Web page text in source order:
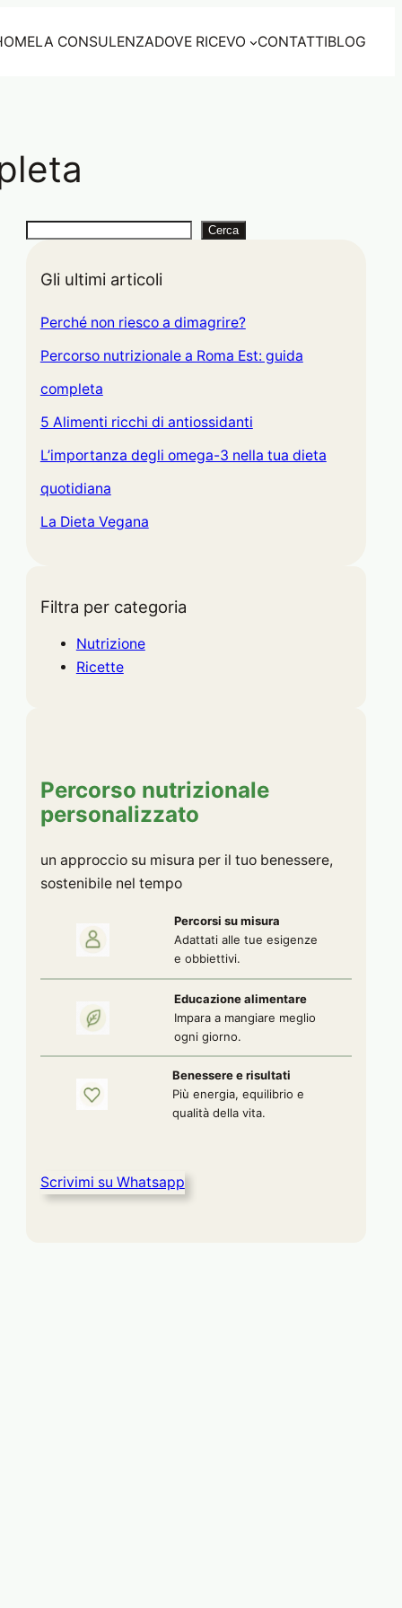
LA CONSULENZADOVE RICEVO CONTATTIBLOG
Cerca
Gli ultimi articoli
Perché non riesco a dimagrire?
Percorso nutrizionale a Roma Est: guida
completa
5 Alimenti ricchi di antiossidanti
L’importanza degli omega-3 nella tua dieta
quotidiana
La Dieta Vegana
Filtra per categoria
Nutrizione
Ricette
Percorso nutrizionale
personalizzato
un approccio su misura per il tuo benessere,
sostenibile nel tempo
Percorsi su misura
Adattati alle tue esigenze
e obbiettivi.
Educazione alimentare
Impara a mangiare meglio
ogni giorno.
Benessere e risultati
Più energia, equilibrio e
qualità della vita.
Scrivimi su Whatsapp